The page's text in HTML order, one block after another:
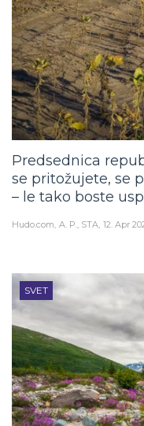
Predsednica
se pritožujete, se
– le tako boste
Hudo.com A. P., STA 12. Apr
SVET